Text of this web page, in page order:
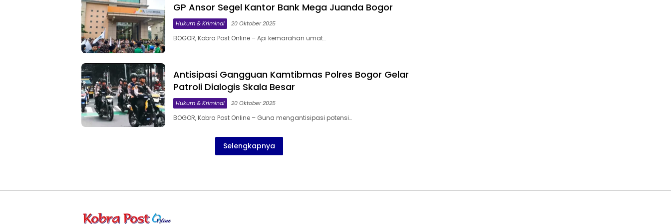
GP Ansor Segel Kantor Bank Mega Juanda Bogor
Hukum & Kriminal 20 Oktober 2025
BOGOR, Kobra Post Online – Api kemarahan umat…
Antisipasi Gangguan Kamtibmas Polres Bogor Gelar
Patroli Dialogis Skala Besar
Hukum & Kriminal 20 Oktober 2025
BOGOR, Kobra Post Online – Guna mengantisipasi potensi…
Selengkapnya